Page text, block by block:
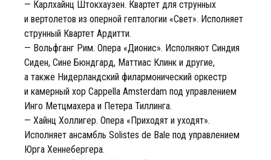
— Карлхайнц Штокхаузен. Квартет для струнных
и вертолетов из оперной гепталогии «Свет». Исполняет
струнный Квартет Ардитти.
— Вольфганг Рим. Опера «Дионис». Исполняют Синдия
Сиден, Сине Бюндгард, Маттиас Клинк и другие,
а также Нидерландский филармонический оркестр
и камерный хор Cappella Amsterdam под управлением
Инго Метцмахера и Петера Тиллинга.
— Хайнц Холлигер. Опера «Приходят и уходят».
Исполняет ансамбль Solistes de Bale под управлением
Юрга Хеннебергера.